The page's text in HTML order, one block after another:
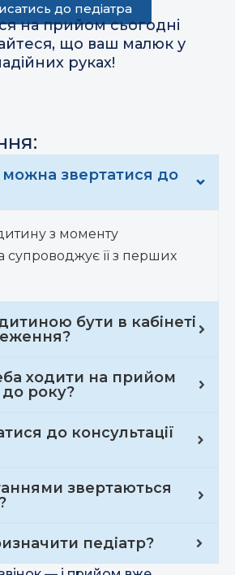
до педіатра
на прийом сьогодні
що ваш малюк у
руках!
можна звертатися до
з моменту
супроводжує її з перших
бути в кабінеті
ходити на прийом
до року?
до консультації
звертаються
педіатр?